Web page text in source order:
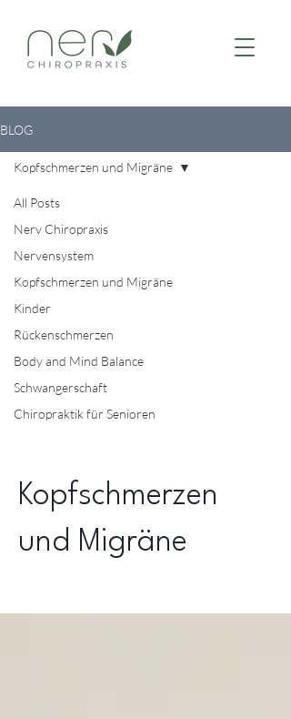
BLOG
All Posts
Nerv Chiropraxis
Nervensystem
Kopfschmerzen und Migräne
Kinder
Rückenschmerzen
Body and Mind Balance
Schwangerschaft
Chiropraktik für Senioren
Kopfschmerzen und Migräne
Kopfschmerzen
und Migräne